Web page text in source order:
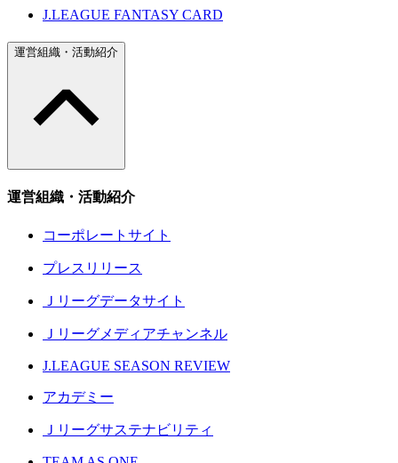
J.LEAGUE FANTASY CARD
運営組織・活動紹介
運営組織・活動紹介
コーポレートサイト
プレスリリース
Ｊリーグデータサイト
Ｊリーグメディアチャンネル
J.LEAGUE SEASON REVIEW
アカデミー
Ｊリーグサステナビリティ